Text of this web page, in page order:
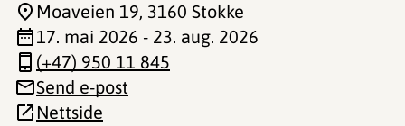
Moaveien 19, 3160 Stokke
17. mai 2026 - 23. aug. 2026
(+47) 950 11 845
Send e-post
Nettside